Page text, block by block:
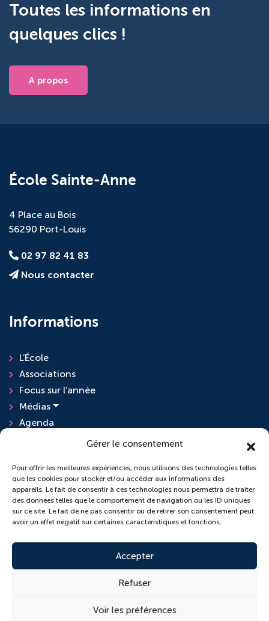
Gérer le consentement
Pour offrir les meilleures expériences, nous utilisons des technologies telles
que les cookies pour stocker et/ou accéder aux informations des
appareils. Le fait de consentir à ces technologies nous permettra de traiter
des données telles que le comportement de navigation ou les ID uniques
sur ce site. Le fait de ne pas consentir ou de retirer son consentement peut
avoir un effet négatif sur certaines caractéristiques et fonctions.
Accepter
Refuser
Voir les préférences
Toutes les informations en
quelques clics !
A propos
École Sainte-Anne
4 Place au Bois
56290 Port-Louis
02 97 82 41 83
Nous contacter
Informations
L’École
Associations
Focus sur l’année
Médias
Agenda
L'ensemble scolaire
École Sainte-Anne
Plan du site Mentions légales